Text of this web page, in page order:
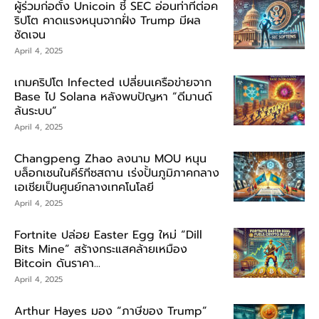
ผู้ร่วมก่อตั้ง Unicoin ชี้ SEC อ่อนท่าทีต่อค
ริปโต คาดแรงหนุนจากฝั่ง Trump มีผล
ชัดเจน
April 4, 2025
เกมคริปโต Infected เปลี่ยนเครือข่ายจาก
Base ไป Solana หลังพบปัญหา “ดีมานด์
ล้นระบบ”
April 4, 2025
Changpeng Zhao ลงนาม MOU หนุน
บล็อกเชนในคีร์กีซสถาน เร่งปั้นภูมิภาคกลาง
เอเชียเป็นศูนย์กลางเทคโนโลยี
April 4, 2025
Fortnite ปล่อย Easter Egg ใหม่ “Dill
Bits Mine” สร้างกระแสคล้ายเหมือง
Bitcoin ดันราคา...
April 4, 2025
Arthur Hayes มอง “ภาษีของ Trump”